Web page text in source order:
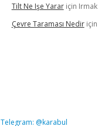
Tilt Ne Işe Yarariçin Irmak
Çevre Taraması Nediriçin
Telegram: @karabul